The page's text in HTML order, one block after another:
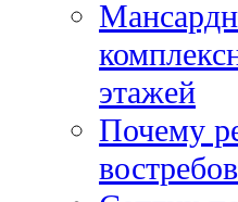
этажей
Почему